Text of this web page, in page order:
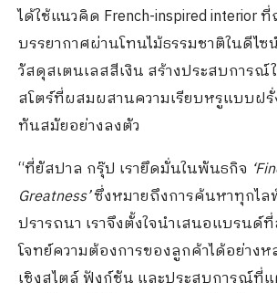
ได้ใช้แนวคิด French-inspired interior
บรรยากาศผ่านโทนไม้ธรรมชาติในดีไ
วัสดุสเตนเลสสีเงิน สร้างประสบการ
สโตร์ที่ผสมผสานความเรียบหรูแบบฝรั่
ทันสมัยอย่างลงตัว
“ที่ยัสปาล กรุ๊ป เรายึดมั่นในพันธกิจ
Greatness’ซึ่งหมายถึงการค้นหาทุกไ
ปรารถนา เราจึงตั้งใจนำเสนอแบรนด์
โจทย์ความต้องการของลูกค้าได้อย่าง
เชิงสไตล์ ฟังก์ชัน และประสบการณ์ที่แ